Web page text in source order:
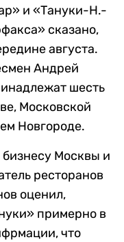
и «Тануки-Н.-
сказано,
августа.
Андрей
шесть
Московской
Новгороде.
Москвы и
ресторанов
оценил,
примерно в
что